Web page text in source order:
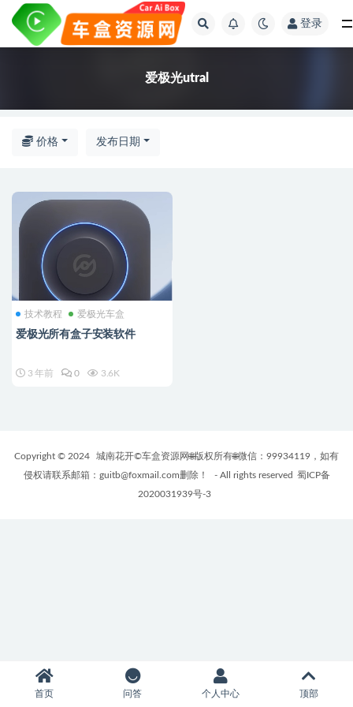
登录
爱极光utral
价格 发布日期
技术教程 爱极光车盒
爱极光所有盒子安装软件
3 年前 0 3.6K
Copyright © 2024
城南花开©车盒资源网🌐版权所有🌐微信：99934119，如有
侵权请联系邮箱：guitb@foxmail.com删除！
- All rights reserved 蜀ICP备
2020031939号-3
首页 问答 个人中心 顶部
全部